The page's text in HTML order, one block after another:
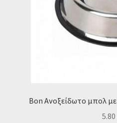
Bon Ανοξείδωτο μπολ
5.80